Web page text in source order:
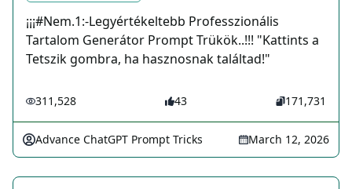
¡¡¡#Nem.1:-Legyértékeltebb Professzionális
Tartalom Generátor Prompt Trükök..!!! "Kattints a
Tetszik gombra, ha hasznosnak találtad!"
311,528 43 171,731
Advance ChatGPT Prompt Tricks March 12, 2026